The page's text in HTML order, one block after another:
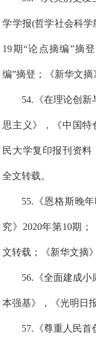
学学报(哲学社会科学
19期“论点摘编”摘
编”摘登 ； 《新华文
54. 《在理论创
思主义》，《中国特
民大学复印报刊资料
全文转载。
55.《恩格斯晚
究》2020年第10期 ；
文转载 ； 《新华文摘
56. 《全面建成
本强基》，《光明日
57.《尊重人民首